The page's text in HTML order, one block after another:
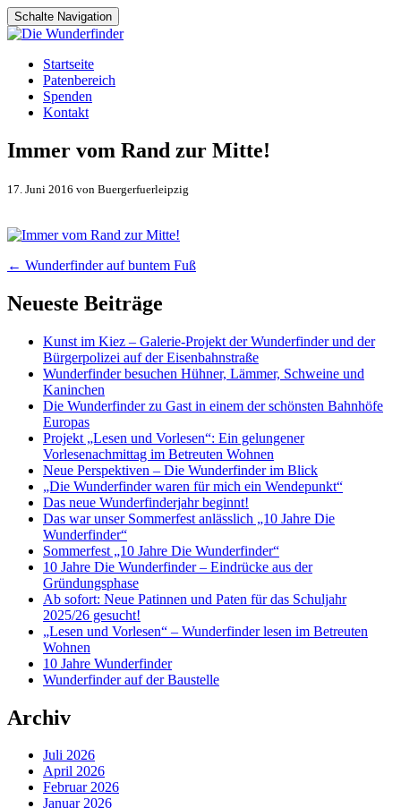
Schalte Navigation
Zum
Inhalt
springen
Startseite
Patenbereich
Spenden
Kontakt
Immer vom Rand zur Mitte!
17. Juni 2016 von Buergerfuerleipzig
Artikel-
Navigation
← Wunderfinder auf buntem Fuß
Neueste Beiträge
Kunst im Kiez – Galerie-Projekt der Wunderfinder und der
Bürgerpolizei auf der Eisenbahnstraße
Wunderfinder besuchen Hühner, Lämmer, Schweine und
Kaninchen
Die Wunderfinder zu Gast in einem der schönsten Bahnhöfe
Europas
Projekt „Lesen und Vorlesen“: Ein gelungener
Vorlesenachmittag im Betreuten Wohnen
Neue Perspektiven – Die Wunderfinder im Blick
„Die Wunderfinder waren für mich ein Wendepunkt“
Das neue Wunderfinderjahr beginnt!
Das war unser Sommerfest anlässlich „10 Jahre Die
Wunderfinder“
Sommerfest „10 Jahre Die Wunderfinder“
10 Jahre Die Wunderfinder – Eindrücke aus der
Gründungsphase
Ab sofort: Neue Patinnen und Paten für das Schuljahr
2025/26 gesucht!
„Lesen und Vorlesen“ – Wunderfinder lesen im Betreuten
Wohnen
10 Jahre Wunderfinder
Wunderfinder auf der Baustelle
Archiv
Juli 2026
April 2026
Februar 2026
Januar 2026